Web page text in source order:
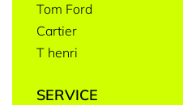
Tom Ford
Cartier
T henri
SERVICE